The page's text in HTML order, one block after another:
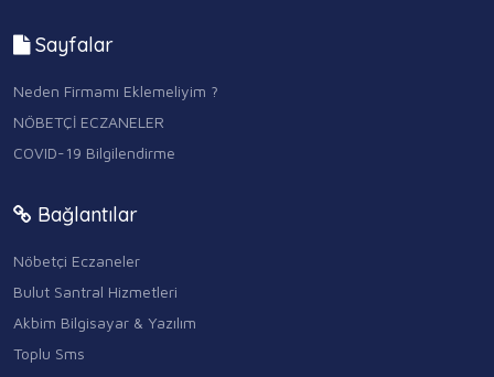
Sayfalar
Neden Firmamı Eklemeliyim ?
NÖBETÇİ ECZANELER
COVID-19 Bilgilendirme
Bağlantılar
Nöbetçi Eczaneler
Bulut Santral Hizmetleri
Akbim Bilgisayar & Yazılım
Toplu Sms